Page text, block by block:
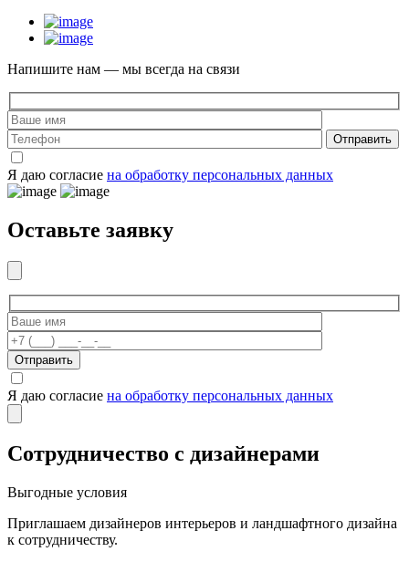
Напишите нам — мы всегда на связи
Отправить
Я даю согласие на обработку персональных данных
Оставьте заявку
Отправить
Я даю согласие на обработку персональных данных
Сотрудничество с дизайнерами
Выгодные условия
Приглашаем дизайнеров интерьеров и ландшафтного дизайна
к сотрудничеству.